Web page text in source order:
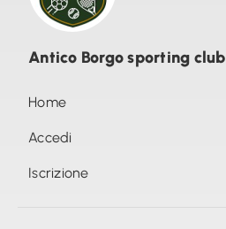
Antico Borgo sporting club
Home
Accedi
Iscrizione